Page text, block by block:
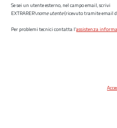
Se sei un utente esterno, nel campo email, scrivi
EXTRARER\nome utente(ricevuto tramite email
Per problemi tecnici contatta l’assistenza